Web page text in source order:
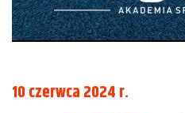
10 czerwca 2024 r.